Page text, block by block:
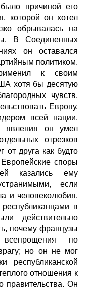
причиной его
которой он хотел
обрывалась на
В Соединенных
он оставался
политиком.
к своим
хотя бы десятую
чувств,
Европу,
всей нации.
явления он умел
отрезков
от друга как будто
споры
казались ему
если
и человеколюбия.
в
действительно
почему французы
всепрощения по
но он не мог
республиканской
отношения к
правительства. Он